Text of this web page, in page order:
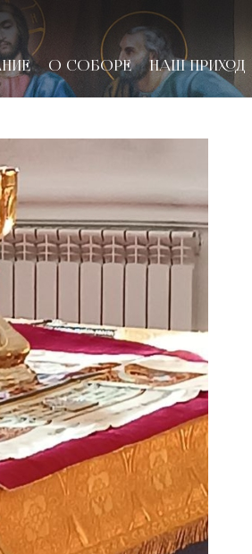
О СОБОРЕ НАШ ПРИХОД